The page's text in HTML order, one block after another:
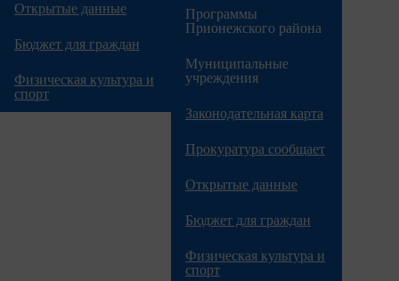
Открытые данные
Бюджет для граждан
Физическая культура и
спорт
Программы
Прионежского района
Муниципальные
учреждения
Законодательная карта
Прокуратура сообщает
Открытые данные
Бюджет для граждан
Физическая культура и
спорт